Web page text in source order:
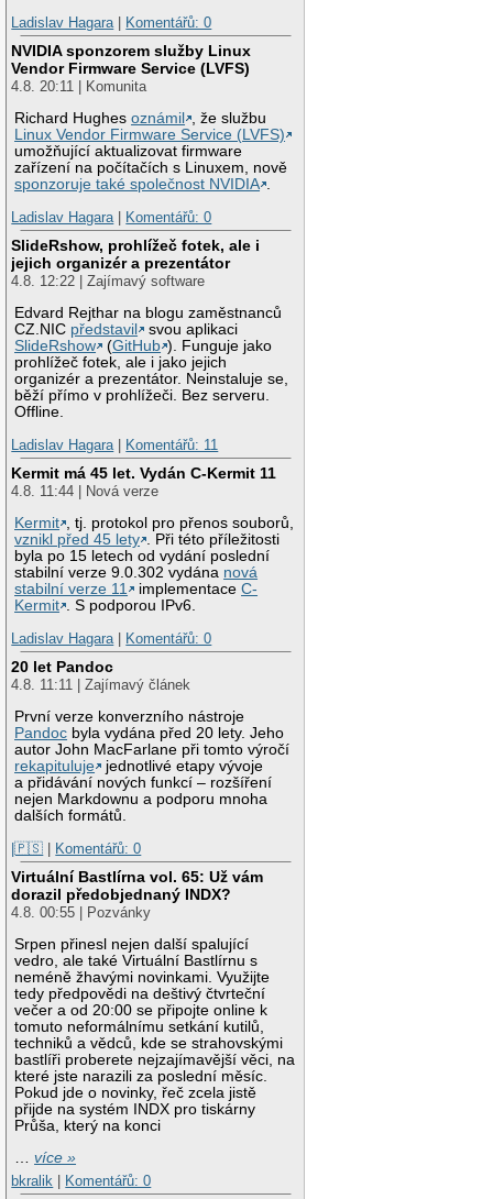
Ladislav Hagara
Komentářů: 0
NVIDIA sponzorem služby Linux
Vendor Firmware Service (LVFS)
4.8. 20:11 | Komunita
Richard Hughesoznámil
, že službu
Linux Vendor Firmware Service (LVFS)
umožňující aktualizovat firmware
zařízení na počítačích s Linuxem, nově
sponzoruje také společnost NVIDIA .
Ladislav Hagara | Komentářů: 0
SlideRshow, prohlížeč fotek, ale i
jejich organizér a prezentátor
4.8. 12:22 | Zajímavý software
Edvard Rejthar na blogu zaměstnanců
CZ.NIC představil
svou aplikaci
SlideRshow
(GitHub ). Funguje jako
prohlížeč fotek, ale i jako jejich
organizér a prezentátor. Neinstaluje se,
běží přímo v prohlížeči. Bez serveru.
Offline.
Ladislav Hagara | Komentářů: 11
Kermit má 45 let. Vydán C-Kermit 11
4.8. 11:44 | Nová verze
Kermit , tj. protokol pro přenos souborů,
vznikl před 45 lety . Při této příležitosti
byla po 15 letech od vydání poslední
stabilní verze 9.0.302 vydána nová
stabilní verze 11
implementaceC-
Kermit . S podporou IPv6.
Ladislav Hagara | Komentářů: 0
20 let Pandoc
4.8. 11:11 | Zajímavý článek
První verze konverzního nástroje
Pandoc byla vydána před 20 lety. Jeho
autor John MacFarlane při tomto výročí
rekapituluje
jednotlivé etapy vývoje
a přidávání nových funkcí – rozšíření
nejen Markdownu a podporu mnoha
dalších formátů.
|🇵🇸 | Komentářů: 0
Virtuální Bastlírna vol. 65: Už vám
dorazil předobjednaný INDX?
4.8. 00:55 | Pozvánky
Srpen přinesl nejen další spalující
vedro, ale také Virtuální Bastlírnu s
neméně žhavými novinkami. Využijte
tedy předpovědi na deštivý čtvrteční
večer a od 20:00 se připojte online k
tomuto neformálnímu setkání kutilů,
techniků a vědců, kde se strahovskými
bastlíři proberete nejzajímavější věci, na
které jste narazili za poslední měsíc.
Pokud jde o novinky, řeč zcela jistě
přijde na systém INDX pro tiskárny
Průša, který na konci
…více »
bkralik
Komentářů: 0